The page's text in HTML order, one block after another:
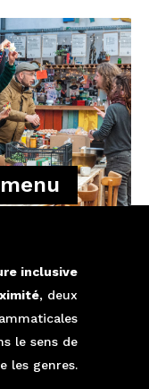
menu
inclusive
, deux
le sens de
les genres.